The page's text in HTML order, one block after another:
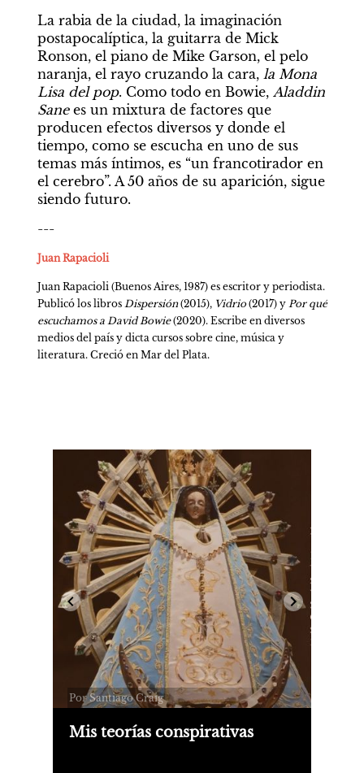
La rabia de la ciudad, la imaginación
postapocalíptica, la guitarra de Mick
Ronson, el piano de Mike Garson, el pelo
naranja, el rayo cruzando la cara, la Mona
Lisa del pop. Como todo en Bowie, Aladdin
Sane es un mixtura de factores que
producen efectos diversos y donde el
tiempo, como se escucha en uno de sus
temas más íntimos, es “un francotirador en
el cerebro”. A 50 años de su aparición, sigue
siendo futuro.
---
Juan Rapacioli
Juan Rapacioli (Buenos Aires, 1987) es escritor y periodista.
Publicó los libros Dispersión (2015), Vidrio (2017) y Por qué
escuchamos a David Bowie (2020). Escribe en diversos
medios del país y dicta cursos sobre cine, música y
literatura. Creció en Mar del Plata.
Por Santiago Craig
Mis teorías conspirativas